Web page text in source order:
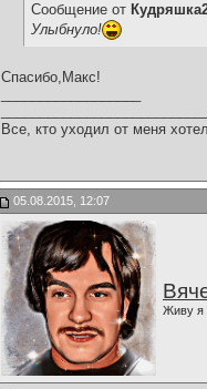
Сообщение от
Улыбнуло!
Спасибо,Макс!
Все, кто уходил от меня
05.08.2015, 12:07
Живу я